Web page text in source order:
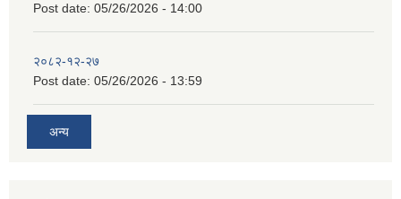
Post date: 05/26/2026 - 14:00
२०८२-१२-२७
Post date: 05/26/2026 - 13:59
अन्य